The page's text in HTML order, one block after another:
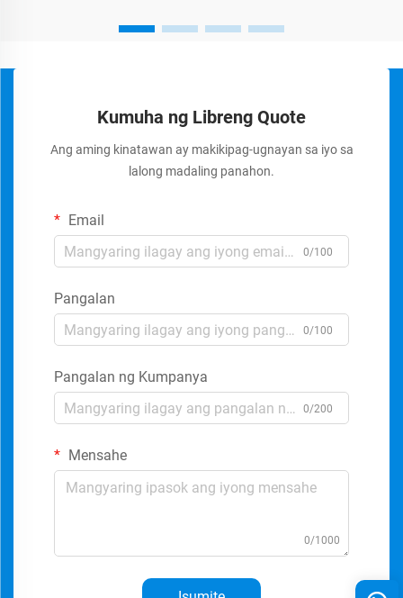
Kumuha ng Libreng Quote
Ang aming kinatawan ay makikipag-ugnayan sa iyo sa
lalong madaling panahon.
Email
0/100
Pangalan
0/100
Pangalan ng Kumpanya
0/200
Mensahe
0/1000